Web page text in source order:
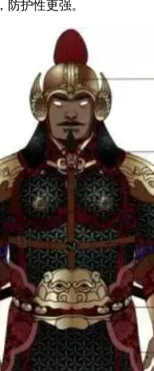
护性更强。